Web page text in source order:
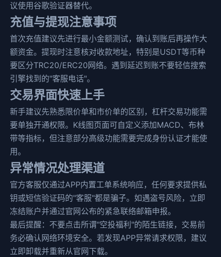
议使用谷歌验证器替代。
充值与提现注意事项
首次充值建议先进行最小金额测试，确认到账后再操作大
额资金。提现时注意核对收款地址，特别是USDT等币种
要区分TRC20/ERC20网络。遇到延迟到账不要轻信搜索
引擎找到的"客服电话"。
交易界面快速上手
新手建议先熟悉限价单和市价单的区别，杠杆交易功能需
要单独开通权限。K线图页面可自定义添加MACD、布林
带等指标，但注意部分高级功能需要完成身份认证才能使
用。
异常情况处理渠道
官方客服仅通过APP内置工单系统响应，任何要求提供私
钥或短信验证码的"客服"都是骗子。如遇盗号风险，立即
冻结账户并通过官网公布的紧急联络邮箱申报。
最后提醒：不要点击所谓"空投福利"的陌生链接，交易前
务必确认网络环境安全。若发现APP异常请求权限，建议
立即卸载并重新从官网下载。